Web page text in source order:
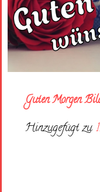
Guten Morgen
Hinzugefügt zu